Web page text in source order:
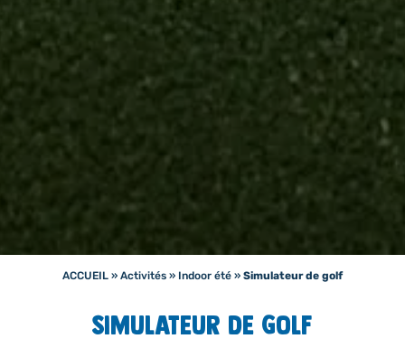
ACCUEIL» Activités» Indoor été» Simulateur de golf
Simulateur de golf